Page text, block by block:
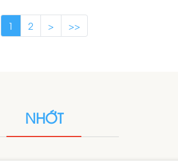
1 2 > >>
NHỚT